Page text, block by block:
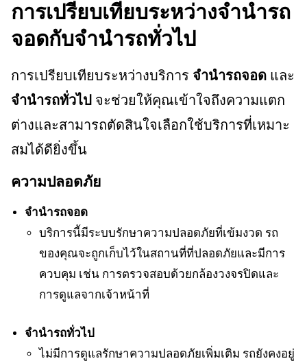
การเปรียบเทียบระหว่างจำนำรถ
จอดกับจำนำรถทั่วไป
การเปรียบเทียบระหว่างบริการ จำนำรถจอด และ
จำนำรถทั่วไป จะช่วยให้คุณเข้าใจถึงความแตก
ต่างและสามารถตัดสินใจเลือกใช้บริการที่เหมาะ
สมได้ดียิ่งขึ้น
ความปลอดภัย
จำนำรถจอด
บริการนี้มีระบบรักษาความปลอดภัยที่เข้มงวด รถ
ของคุณจะถูกเก็บไว้ในสถานที่ที่ปลอดภัยและมีการ
ควบคุม เช่น การตรวจสอบด้วยกล้องวงจรปิดและ
การดูแลจากเจ้าหน้าที่
จำนำรถทั่วไป
ไม่มีการดูแลรักษาความปลอดภัยเพิ่มเติม รถยังคงอยู่